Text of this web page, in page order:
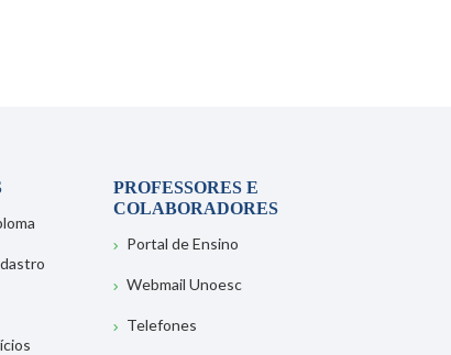
PROFESSORES E
COLABORADORES
Portal de Ensino
Webmail Unoesc
Telefones